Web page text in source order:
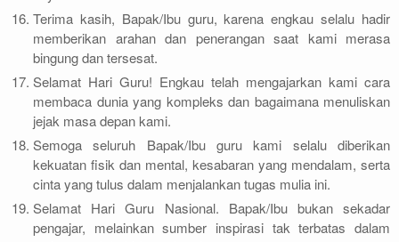
Terima kasih, Bapak/Ibu guru, karena engkau selalu hadir
memberikan arahan dan penerangan saat kami merasa
bingung dan tersesat.
Selamat Hari Guru! Engkau telah mengajarkan kami cara
membaca dunia yang kompleks dan bagaimana menuliskan
jejak masa depan kami.
Semoga seluruh Bapak/Ibu guru kami selalu diberikan
kekuatan fisik dan mental, kesabaran yang mendalam, serta
cinta yang tulus dalam menjalankan tugas mulia ini.
Selamat Hari Guru Nasional. Bapak/Ibu bukan sekadar
pengajar, melainkan sumber inspirasi tak terbatas dalam